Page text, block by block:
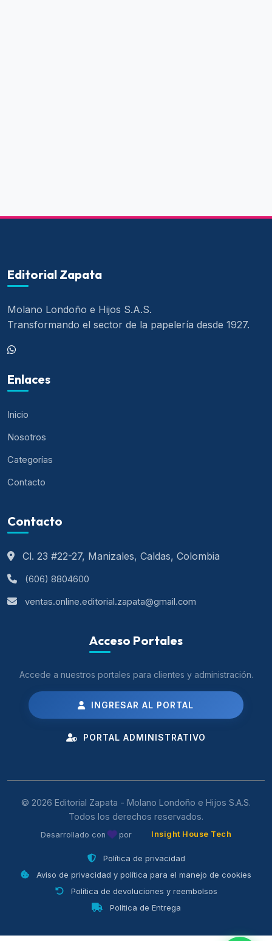
Editorial Zapata
Molano Londoño e Hijos S.A.S.
Transformando el sector de la papelería desde 1927.
Enlaces
Inicio
Nosotros
Categorías
Contacto
Contacto
Cl. 23 #22-27, Manizales, Caldas, Colombia
(606) 8804600
ventas.online.editorial.zapata@gmail.com
Acceso Portales
Accede a nuestros portales para clientes y administración.
INGRESAR AL PORTAL
PORTAL ADMINISTRATIVO
© 2026 Editorial Zapata - Molano Londoño e Hijos S.A.S.
Todos los derechos reservados.
Desarrollado con por Insight House Tech
Política de privacidad
Aviso de privacidad y política para el manejo de cookies
Política de devoluciones y reembolsos
Política de Entrega